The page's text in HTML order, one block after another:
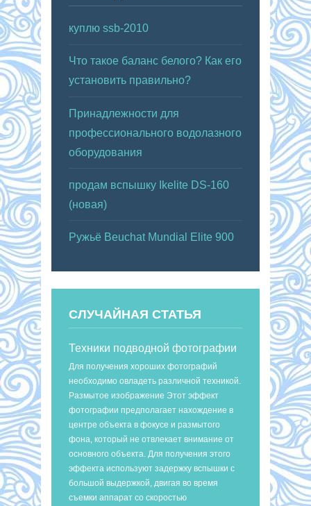
куплю ssb-2010
Что такое баланс белого? Как его
установить правильно?
Принадлежности для
профессионального водолазного
оборудования
продам вспышку Ikelite DS-160
(новая)
Ружьё Beuchat Mundial Elite 900
СЛУЧАЙНАЯ СТАТЬЯ
Техники подводной фотографии
Для получения хороших фотографий
необходимо овладеть различной техникой.
Размытое изображение Этот эффект
фотографии предполагает нахождение в
центре объекта в фокусе и размытого
фона, который не отвлекает внимание от
основного объекта. Для получения этого
эффекта используют задержку вспышки с
большой выдержкой, двигая во время
съемки аппарат со скоростью